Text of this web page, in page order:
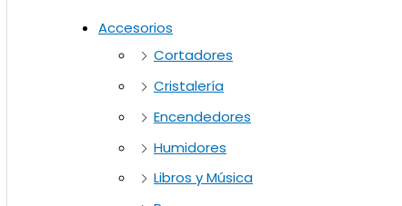
Accesorios
Cortadores
Cristalería
Encendedores
Humidores
Libros y Música